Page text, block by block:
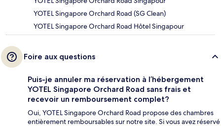
YOTEL Singapore Orchard Road (SG Clean)
YOTEL Singapore Orchard Road Hôtel Singapour
Foire aux questions
Puis-je annuler ma réservation à l’hébergement
YOTEL Singapore Orchard Road sans frais et
recevoir un remboursement complet?
Oui, YOTEL Singapore Orchard Road propose des chambres
entièrement remboursables sur notre site. Si vous avez réservé